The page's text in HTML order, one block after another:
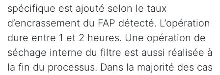
spécifique est ajouté selon le taux
d’encrassement du FAP détecté. L’opération
dure entre 1 et 2 heures. Une opération de
séchage interne du filtre est aussi réalisée à
la fin du processus. Dans la majorité des cas